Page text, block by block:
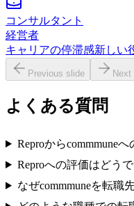
コンサルタント
経営者
キャリアの停滞感新しい
Previous slide Next
よくある質問
Reproからcommmune
Reproへの評価はどう
なぜcommmuneを転職